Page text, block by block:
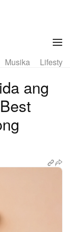
Musika Lifestyle
ang